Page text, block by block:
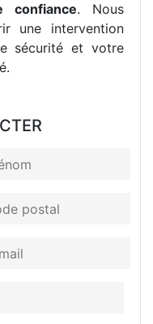
. Nous
une intervention
sécurité et votre